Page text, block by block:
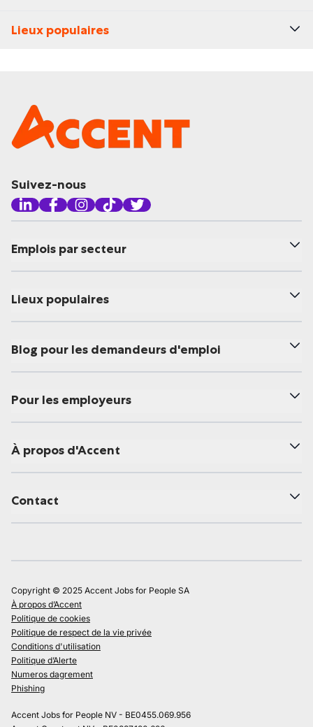
Lieux populaires
Suivez-nous
Emplois par secteur
Lieux populaires
Blog pour les demandeurs d'emploi
Pour les employeurs
À propos d'Accent
Contact
Copyright © 2025 Accent Jobs for People SA
À propos d’Accent
Politique de cookies
Politique de respect de la vie privée
Conditions d'utilisation
Politique d’Alerte
Numeros dagrement
Phishing
Accent Jobs for People NV - BE0455.069.956